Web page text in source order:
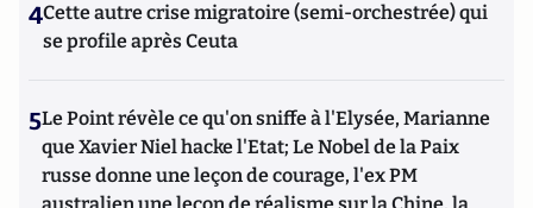
4Cette autre crise migratoire (semi-orchestrée) qui
se profile après Ceuta
5Le Point révèle ce qu'on sniffe à l'Elysée, Marianne
que Xavier Niel hacke l'Etat; Le Nobel de la Paix
russe donne une leçon de courage, l'ex PM